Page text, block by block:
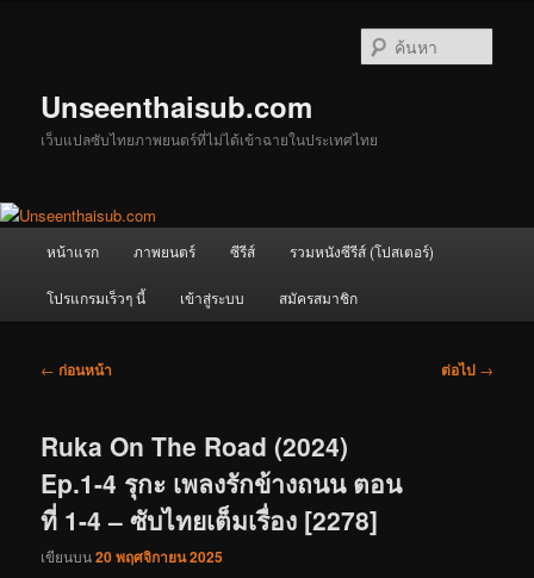
Unseenthaisub.com
เว็บแปลซับไทยภาพยนตร์ที่ไม่ได้เข้าฉายในประเทศไทย
หน้าแรก ภาพยนตร์ ซีรีส์ รวมหนังซีรีส์ (โปสเตอร์)
โปรแกรมเร็วๆ นี้ เข้าสู่ระบบ สมัครสมาชิก
เมนู
← ก่อนหน้า ต่อไป →
Ruka On The Road (2024)
Ep.1-4 รุกะ เพลงรักข้างถนน ตอน
ที่ 1-4 – ซับไทยเต็มเรื่อง [2278]
เขียนบน20 พฤศจิกายน 2025